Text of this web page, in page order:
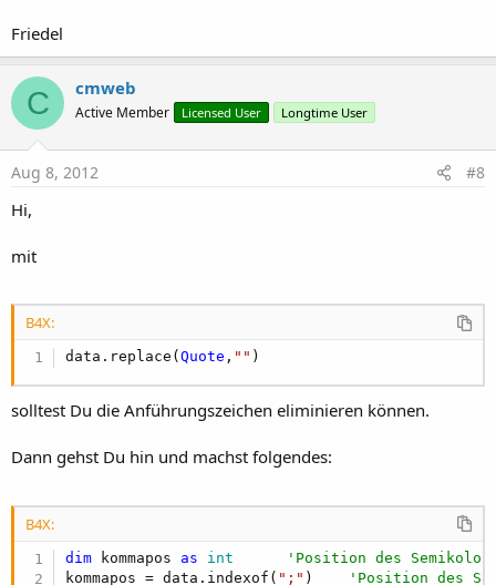
Friedel
C cmweb
Active Member Licensed User Longtime User
Aug 8, 2012 #8
Hi,
mit
B4X:
data.replace(Quote , "" )
solltest Du die Anführungszeichen eliminieren können.
Dann gehst Du hin und machst folgendes:
B4X:
dim kommapos as int
'Position des Semikolon
kommapos = data.indexof( ";" )
'Position des